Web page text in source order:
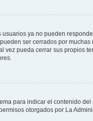
usuarios ya no pueden
ser cerrados por
vez pueda cerrar sus propios
para indicar el contenido
otorgados por La